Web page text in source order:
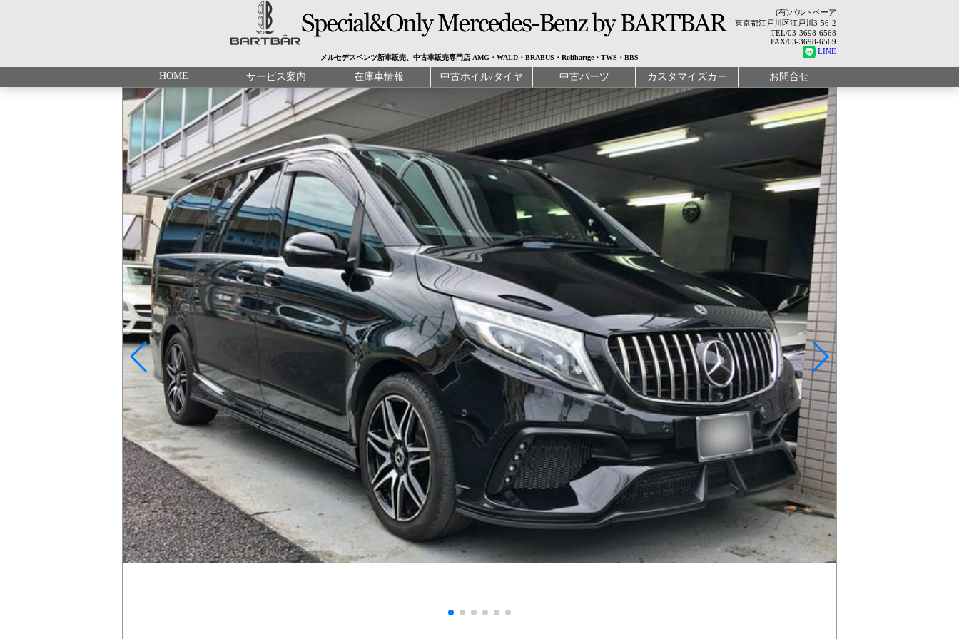
メルセデスベンツ新車販売、中古車販売専門店-AMG・WALD・BRABUS・Rolfhartge・TWS・BBS
(有)バルトベーア
東京都江戸川区江戸川3-56-2
TEL/03-3698-6568
FAX/03-3698-6569
LINE
HOME サービス案内 在庫車情報 中古ホイル/タイヤ 中古パーツ カスタマイズカー お問合せ